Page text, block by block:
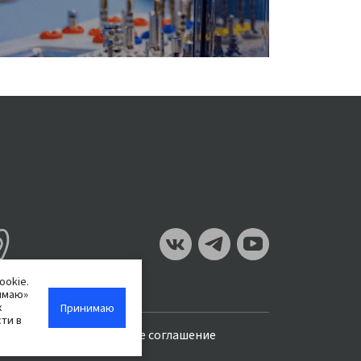
Пользовательское соглашение
в
Принимаю